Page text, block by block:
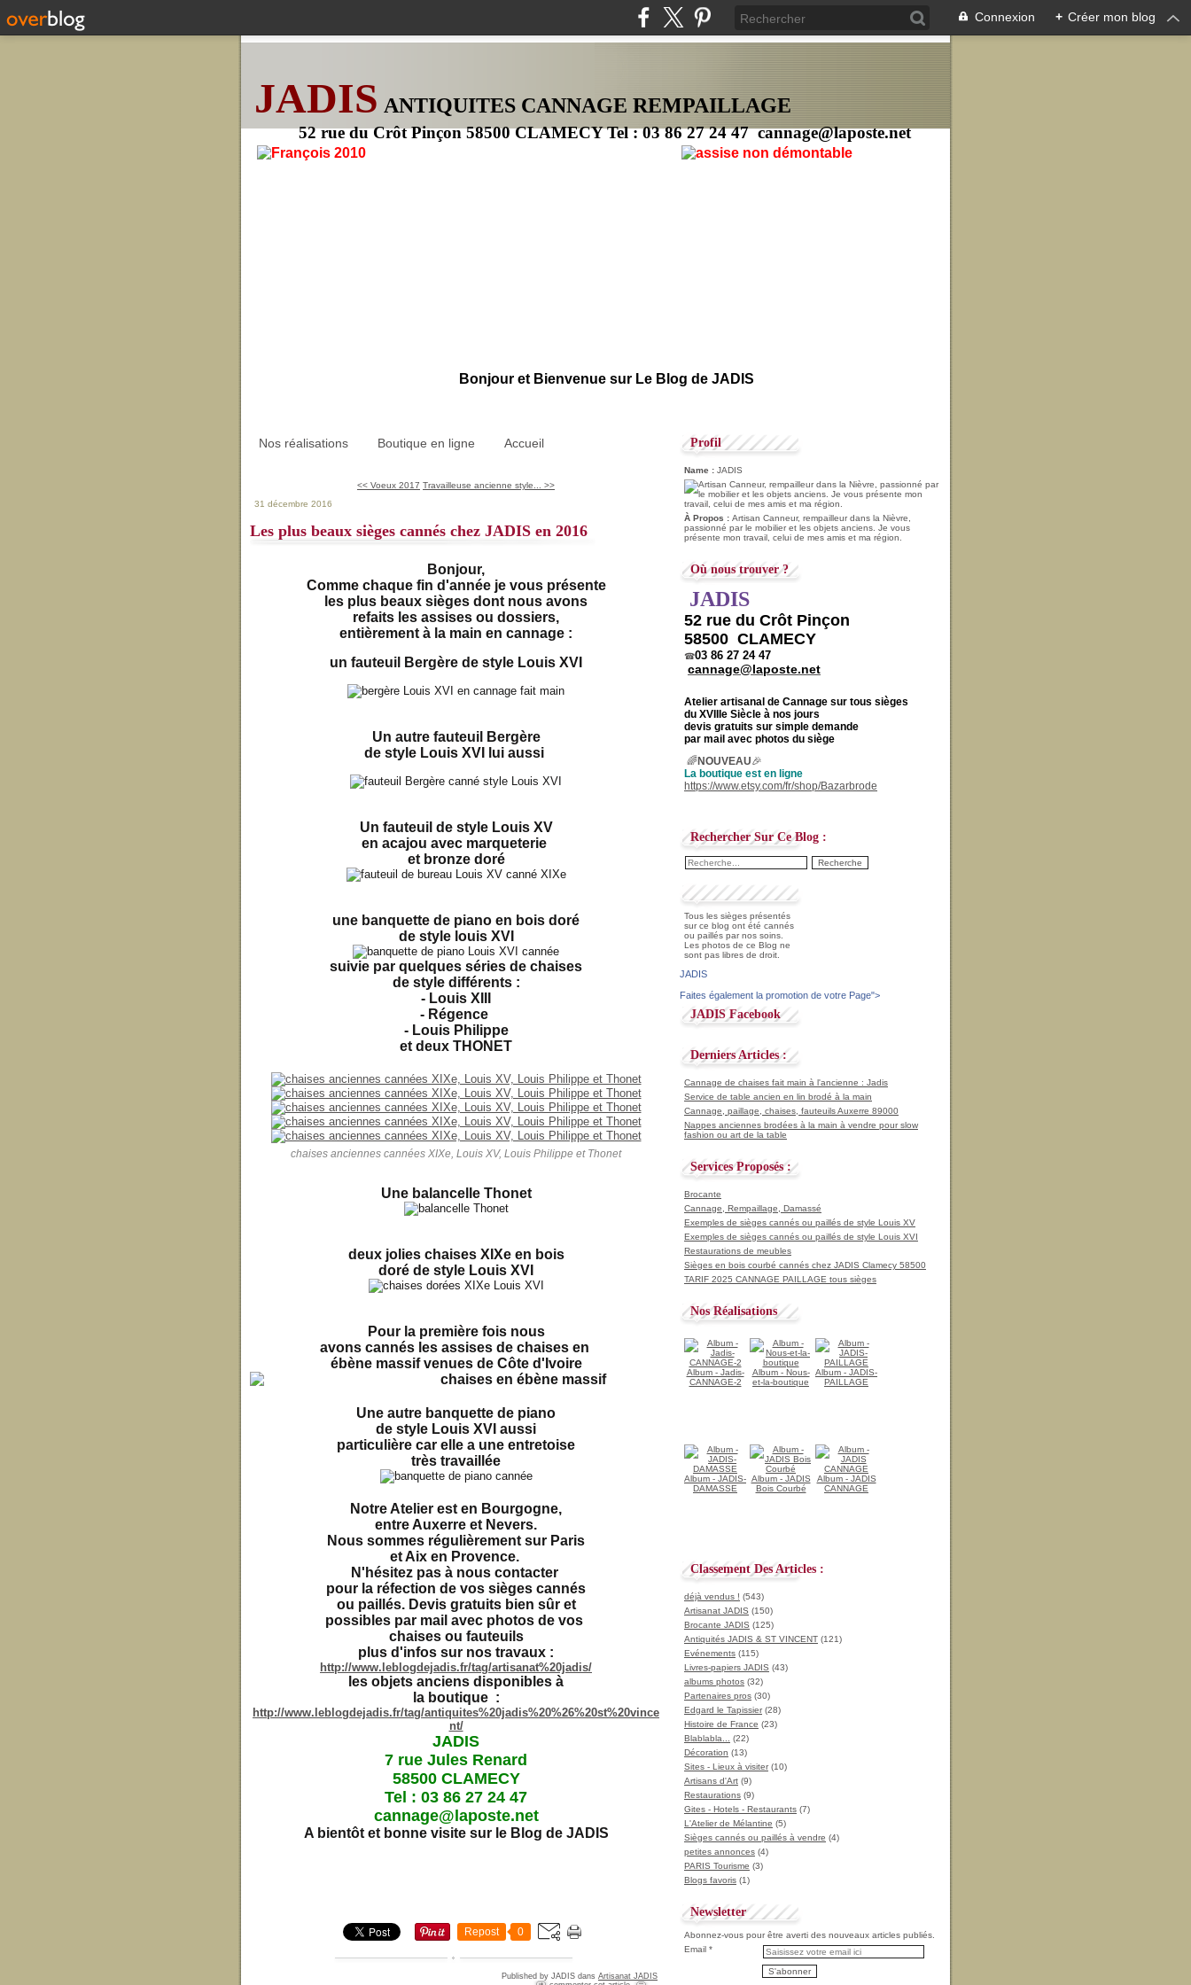
Connexion + Créer mon blog
JADIS ANTIQUITES CANNAGE REMPAILLAGE
52 rue du Crôt Pinçon 58500 CLAMECY Tel : 03 86 27 24 47 cannage@laposte.net
Bonjour et Bienvenue sur Le Blog de JADIS
Nos réalisations Boutique en ligne Accueil
<< Voeux 2017 Travailleuse ancienne style... >>
31 décembre 2016
Les plus beaux sièges cannés chez JADIS en 2016
Bonjour,
Comme chaque fin d'année je vous présente
les plus beaux sièges dont nous avons
refaits les assises ou dossiers,
entièrement à la main en cannage :
un fauteuil Bergère de style Louis XVI
Un autre fauteuil Bergère
de style Louis XVI lui aussi
Un fauteuil de style Louis XV
en acajou avec marqueterie
et bronze doré
une banquette de piano en bois doré
de style louis XVI
suivie par quelques séries de chaises
de style différents :
- Louis XIII
- Régence
- Louis Philippe
et deux THONET
chaises anciennes cannées XIXe, Louis XV, Louis Philippe et Thonet
Une balancelle Thonet
deux jolies chaises XIXe en bois
doré de style Louis XVI
Pour la première fois nous
avons cannés les assises de chaises en
ébène massif venues de Côte d'Ivoire
Une autre banquette de piano
de style Louis XVI aussi
particulière car elle a une entretoise
très travaillée
Notre Atelier est en Bourgogne,
entre Auxerre et Nevers.
Nous sommes régulièrement sur Paris
et Aix en Provence.
N'hésitez pas à nous contacter
pour la réfection de vos sièges cannés
ou paillés. Devis gratuits bien sûr et
possibles par mail avec photos de vos
chaises ou fauteuils
plus d'infos sur nos travaux :
http://www.leblogdejadis.fr/tag/artisanat%20jadis/
les objets anciens disponibles à
la boutique :
http://www.leblogdejadis.fr/tag/antiquites%20jadis%20%26%20st%20vince
nt/
JADIS
7 rue Jules Renard
58500 CLAMECY
Tel : 03 86 27 24 47
cannage@laposte.net
A bientôt et bonne visite sur le Blog de JADIS
Repost 0
Published by JADIS dans Artisanat JADIS
Profil
Name : JADIS
À Propos : Artisan Canneur, rempailleur dans la Nièvre,
passionné par le mobilier et les objets anciens. Je vous
présente mon travail, celui de mes amis et ma région.
Où nous trouver ?
JADIS
52 rue du Crôt Pinçon
58500 CLAMECY
☎03 86 27 24 47
cannage@laposte.net
Atelier artisanal de Cannage sur tous sièges
du XVIIIe Siècle à nos jours
devis gratuits sur simple demande
par mail avec photos du siège
🌈NOUVEAU🎉
La boutique est en ligne
https://www.etsy.com/fr/shop/Bazarbrode
Rechercher Sur Ce Blog :
Tous les sièges présentés
sur ce blog ont été cannés
ou paillés par nos soins.
Les photos de ce Blog ne
sont pas libres de droit.
JADIS
Faites également la promotion de votre Page">
JADIS Facebook
Derniers Articles :
Cannage de chaises fait main à l'ancienne : Jadis
Service de table ancien en lin brodé à la main
Cannage, paillage, chaises, fauteuils Auxerre 89000
Nappes anciennes brodées à la main à vendre pour slow
fashion ou art de la table
Services Proposés :
Brocante
Cannage, Rempaillage, Damassé
Exemples de sièges cannés ou paillés de style Louis XV
Exemples de sièges cannés ou paillés de style Louis XVI
Restaurations de meubles
Sièges en bois courbé cannés chez JADIS Clamecy 58500
TARIF 2025 CANNAGE PAILLAGE tous sièges
Nos Réalisations
Album - Jadis-
CANNAGE-2
Album - Nous-
et-la-boutique
Album - JADIS-
PAILLAGE
Album - JADIS-
DAMASSE
Album - JADIS
Bois Courbé
Album - JADIS
CANNAGE
Classement Des Articles :
déjà vendus ! (543)
Artisanat JADIS (150)
Brocante JADIS (125)
Antiquités JADIS & ST VINCENT (121)
Evénements (115)
Livres-papiers JADIS (43)
albums photos (32)
Partenaires pros (30)
Edgard le Tapissier(28)
Histoire de France (23)
Blablabla...
(22)
Décoration (13)
Sites - Lieux à visiter(10)
Artisans d'Art (9)
Restaurations (9)
Gites - Hotels - Restaurants (7)
L'Atelier de Mélantine (5)
Sièges cannés ou paillés à vendre (4)
petites annonces (4)
PARIS Tourisme (3)
Blogs favoris (1)
Newsletter
Abonnez-vous pour être averti des nouveaux articles publiés.
Email